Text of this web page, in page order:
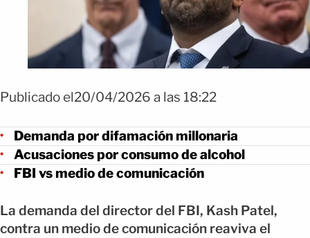
Publicado el20/04/2026 a las 18:22
Demanda por difamación millonaria
Acusaciones por consumo de alcohol
FBI vs medio de comunicación
La demanda del director del FBI, Kash Patel,
contra un medio de comunicación reaviva el